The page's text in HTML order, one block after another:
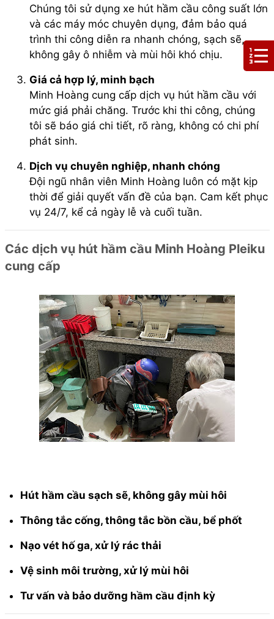
Chúng tôi sử dụng xe hút hầm cầu công suất lớn
và các máy móc chuyên dụng, đảm bảo quá
trình thi công diễn ra nhanh chóng, sạch sẽ,
không gây ô nhiễm và mùi hôi khó chịu.
Giá cả hợp lý, minh bạch
Minh Hoàng cung cấp dịch vụ hút hầm cầu với
mức giá phải chăng. Trước khi thi công, chúng
tôi sẽ báo giá chi tiết, rõ ràng, không có chi phí
phát sinh.
Dịch vụ chuyên nghiệp, nhanh chóng
Đội ngũ nhân viên Minh Hoàng luôn có mặt kịp
thời để giải quyết vấn đề của bạn. Cam kết phục
vụ 24/7, kể cả ngày lễ và cuối tuần.
Các dịch vụ hút hầm cầu Minh Hoàng Pleiku
cung cấp
Hút hầm cầu sạch sẽ, không gây mùi hôi
Thông tắc cống, thông tắc bồn cầu, bể phốt
Nạo vét hố ga, xử lý rác thải
Vệ sinh môi trường, xử lý mùi hôi
Tư vấn và bảo dưỡng hầm cầu định kỳ